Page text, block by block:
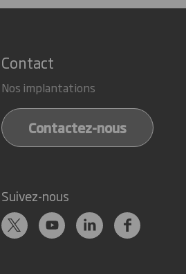
Contact
Nos implantations
Contactez-nous
Suivez-nous